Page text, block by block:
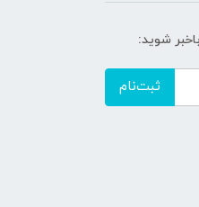
شوید:
ثبت‌نام